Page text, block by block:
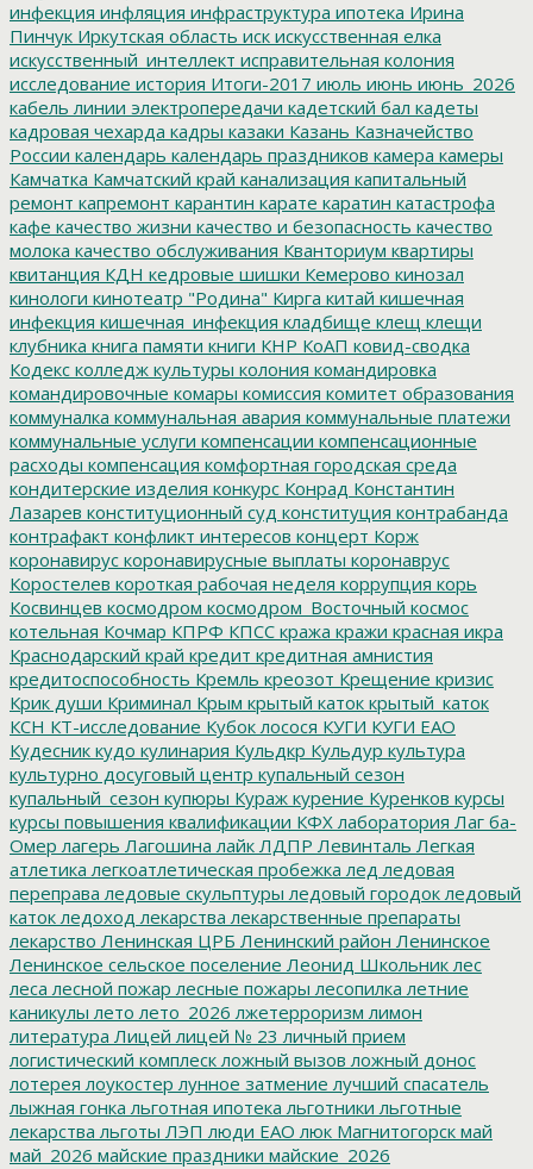
инфекция инфляция инфраструктура ипотека Ирина
Пинчук Иркутская область иск искусственная елка
искусственный_интеллект исправительная колония
исследование история Итоги-2017 июль июнь июнь_2026
кабель линии электропередачи кадетский бал кадеты
кадровая чехарда кадры казаки Казань Казначейство
России календарь календарь праздников камера камеры
Камчатка Камчатский край канализация капитальный
ремонт капремонт карантин карате каратин катастрофа
кафе качество жизни качество и безопасность качество
молока качество обслуживания Кванториум квартиры
квитанция КДН кедровые шишки Кемерово кинозал
кинологи кинотеатр "Родина" Кирга китай кишечная
инфекция кишечная_инфекция кладбище клещ клещи
клубника книга памяти книги КНР КоАП ковид-сводка
Кодекс колледж культуры колония командировка
командировочные комары комиссия комитет образования
коммуналка коммунальная авария коммунальные платежи
коммунальные услуги компенсации компенсационные
расходы компенсация комфортная городская среда
кондитерские изделия конкурс Конрад Константин
Лазарев конституционный суд конституция контрабанда
контрафакт конфликт интересов концерт Корж
коронавирус коронавирусные выплаты коронаврус
Коростелев короткая рабочая неделя коррупция корь
Косвинцев космодром космодром_Восточный космос
котельная Кочмар КПРФ КПСС кража кражи красная икра
Краснодарский край кредит кредитная амнистия
кредитоспособность Кремль креозот Крещение кризис
Крик души Криминал Крым крытый каток крытый_каток
КСН КТ-исследование Кубок лосося КУГИ КУГИ ЕАО
Кудесник кудо кулинария Кульдкр Кульдур культура
культурно досуговый центр купальный сезон
купальный_сезон купюры Кураж курение Куренков курсы
курсы повышения квалификации КФХ лаборатория Лаг ба-
Омер лагерь Лагошина лайк ЛДПР Левинталь Легкая
атлетика легкоатлетическая пробежка лед ледовая
переправа ледовые скульптуры ледовый городок ледовый
каток ледоход лекарства лекарственные препараты
лекарство Ленинская ЦРБ Ленинский район Ленинское
Ленинское сельское поселение Леонид Школьник лес
леса лесной пожар лесные пожары лесопилка летние
каникулы лето лето_2026 лжетерроризм лимон
литература Лицей лицей № 23 личный прием
логистический комплеск ложный вызов ложный донос
лотерея лоукостер лунное затмение лучший спасатель
лыжная гонка льготная ипотека льготники льготные
лекарства льготы ЛЭП люди ЕАО люк Магнитогорск май
май_2026 майские праздники майские_2026